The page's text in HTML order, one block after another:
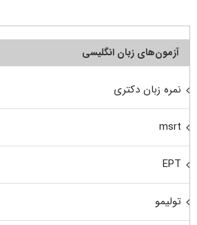
آزمون‌های زبان انگلیسی
نمره زبان دکتری
msrt
EPT
تولیمو